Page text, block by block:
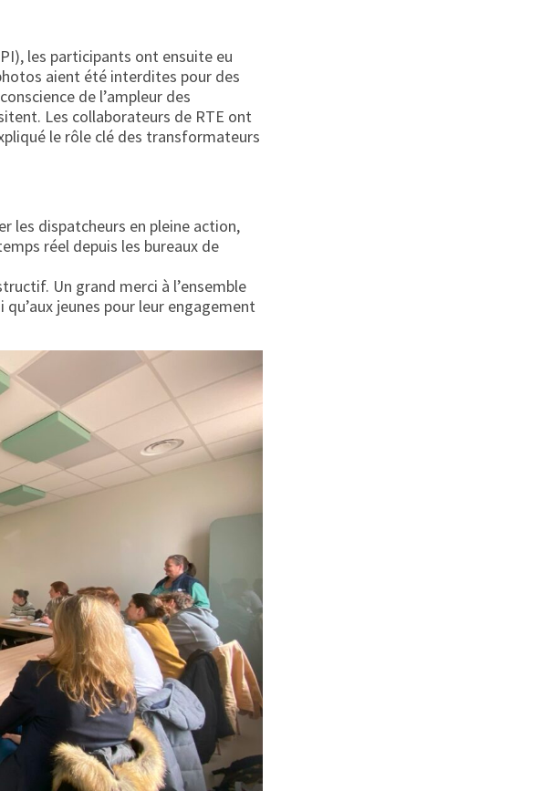
les participants ont ensuite eu
aient été interdites pour des
de l’ampleur des
Les collaborateurs de RTE ont
le rôle clé des transformateurs
les dispatcheurs en pleine action,
réel depuis les bureaux de
Un grand merci à l’ensemble
jeunes pour leur engagement